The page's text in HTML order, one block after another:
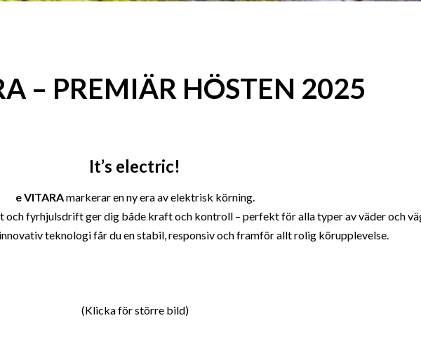
– PREMIÄR HÖSTEN 2025
It’s electric!
e VITARAmarkerar en ny era av elektrisk körning.
och fyrhjulsdrift ger dig både kraft och kontroll – perfekt för alla typer av väder och
teknologi får du en stabil, responsiv och framför allt rolig körupplevelse.
(Klicka för större bild)